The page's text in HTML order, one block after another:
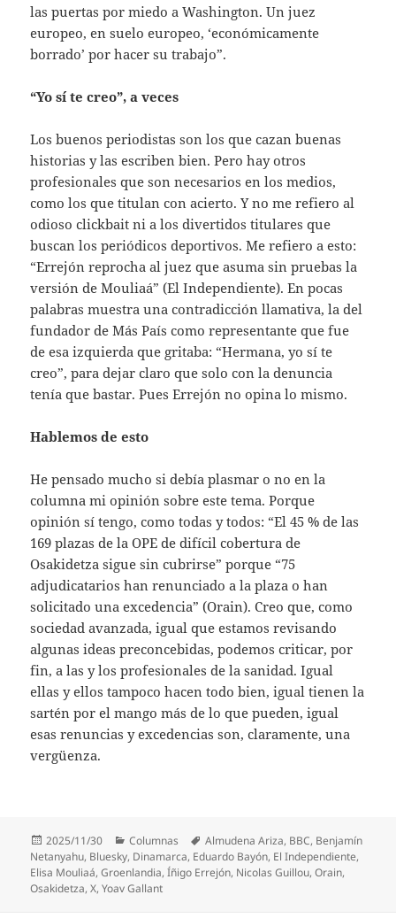
las puertas por miedo a Washington. Un juez
europeo, en suelo europeo, ‘económicamente
borrado’ por hacer su trabajo”.
“Yo sí te creo”, a veces
Los buenos periodistas son los que cazan buenas
historias y las escriben bien. Pero hay otros
profesionales que son necesarios en los medios,
como los que titulan con acierto. Y no me refiero al
odioso clickbait ni a los divertidos titulares que
buscan los periódicos deportivos. Me refiero a esto:
“Errejón reprocha al juez que asuma sin pruebas la
versión de Mouliaá” (El Independiente). En pocas
palabras muestra una contradicción llamativa, la del
fundador de Más País como representante que fue
de esa izquierda que gritaba: “Hermana, yo sí te
creo”, para dejar claro que solo con la denuncia
tenía que bastar. Pues Errejón no opina lo mismo.
Hablemos de esto
He pensado mucho si debía plasmar o no en la
columna mi opinión sobre este tema. Porque
opinión sí tengo, como todas y todos: “El 45 % de las
169 plazas de la OPE de difícil cobertura de
Osakidetza sigue sin cubrirse” porque “75
adjudicatarios han renunciado a la plaza o han
solicitado una excedencia” (Orain). Creo que, como
sociedad avanzada, igual que estamos revisando
algunas ideas preconcebidas, podemos criticar, por
fin, a las y los profesionales de la sanidad. Igual
ellas y ellos tampoco hacen todo bien, igual tienen la
sartén por el mango más de lo que pueden, igual
esas renuncias y excedencias son, claramente, una
vergüenza.
Publicado
el
2025/11/30 Categorías
Columnas Etiquetas
Almudena Ariza, BBC, Benjamín
Netanyahu, Bluesky, Dinamarca, Eduardo Bayón, El Independiente,
Elisa Mouliaá,Groenlandia,Íñigo Errejón, Nicolas Guillou,Orain,
Osakidetza,X,Yoav Gallant